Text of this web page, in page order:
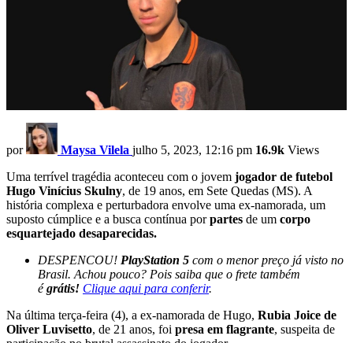
por Maysa Vilela julho 5, 2023, 12:16 pm 16.9k Views
Uma terrível tragédia aconteceu com o jovem jogador de futebol
Hugo Vinícius Skulny, de 19 anos, em Sete Quedas (MS). A
história complexa e perturbadora envolve uma ex-namorada, um
suposto cúmplice e a busca contínua porpartes de um corpo
esquartejado desaparecidas.
DESPENCOU! PlayStation 5 com o menor preço já visto no
Brasil. Achou pouco? Pois saiba que o frete também
égrátis! Clique aqui para conferir.
Na última terça-feira (4), a ex-namorada de Hugo, Rubia Joice de
Oliver Luvisetto, de 21 anos, foi presa em flagrante, suspeita de